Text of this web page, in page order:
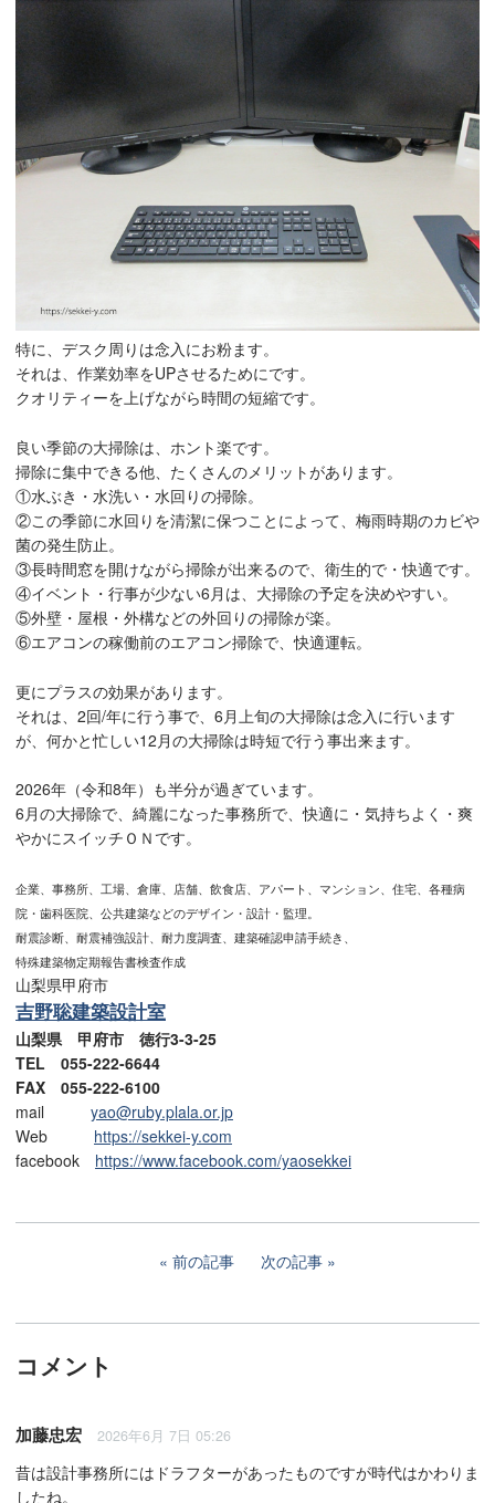
特に、デスク周りは念入にお粉ます。
それは、作業効率をUPさせるためにです。
クオリティーを上げながら時間の短縮です。
良い季節の大掃除は、ホント楽です。
掃除に集中できる他、たくさんのメリットがあります。
①水ぶき・水洗い・水回りの掃除。
②この季節に水回りを清潔に保つことによって、梅雨時期のカビや
菌の発生防止。
③長時間窓を開けながら掃除が出来るので、衛生的で・快適です。
④イベント・行事が少ない6月は、大掃除の予定を決めやすい。
⑤外壁・屋根・外構などの外回りの掃除が楽。
⑥エアコンの稼働前のエアコン掃除で、快適運転。
更にプラスの効果があります。
それは、2回/年に行う事で、6月上旬の大掃除は念入に行います
が、何かと忙しい12月の大掃除は時短で行う事出来ます。
2026年（令和8年）も半分が過ぎています。
6月の大掃除で、綺麗になった事務所で、快適に・気持ちよく・爽
やかにスイッチＯＮです。
企業、事務所、工場、倉庫、店舗、飲食店、アパート、マンション、住宅、各種病
院・歯科医院、公共建築などのデザイン・設計・監理。
耐震診断、耐震補強設計、耐力度調査、建築確認申請手続き、
特殊建築物定期報告書検査作成
山梨県甲府市
吉野聡建築設計室
山梨県 甲府市 徳行3-3-25
TEL 055-222-6644
FAX 055-222-6100
mail yao@ruby.plala.or.jp
Web https://sekkei-y.com
facebook https://www.facebook.com/yaosekkei
前の記事 次の記事
コメント
加藤忠宏 2026年6月 7日 05:26
昔は設計事務所にはドラフターがあったものですが時代はかわりま
したね。